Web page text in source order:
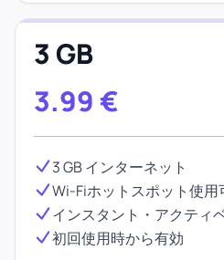
3 GB
3.99 €
3 GB インターネット
Wi-Fiホットスポット使用
インスタント・アクティ
初回使用時から有効